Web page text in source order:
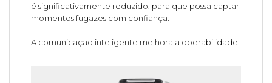
é significativamente reduzido, para que possa captar
momentos fugazes com confiança.
A comunicação inteligente melhora a operabilidade